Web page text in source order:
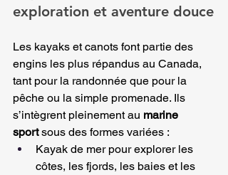
exploration et aventure douce
Les kayaks et canots font partie des
engins les plus répandus au Canada,
tant pour la randonnée que pour la
pêche ou la simple promenade. Ils
s’intègrent pleinement au marine
sport sous des formes variées :
Kayak de mer pour explorer les
côtes, les fjords, les baies et les